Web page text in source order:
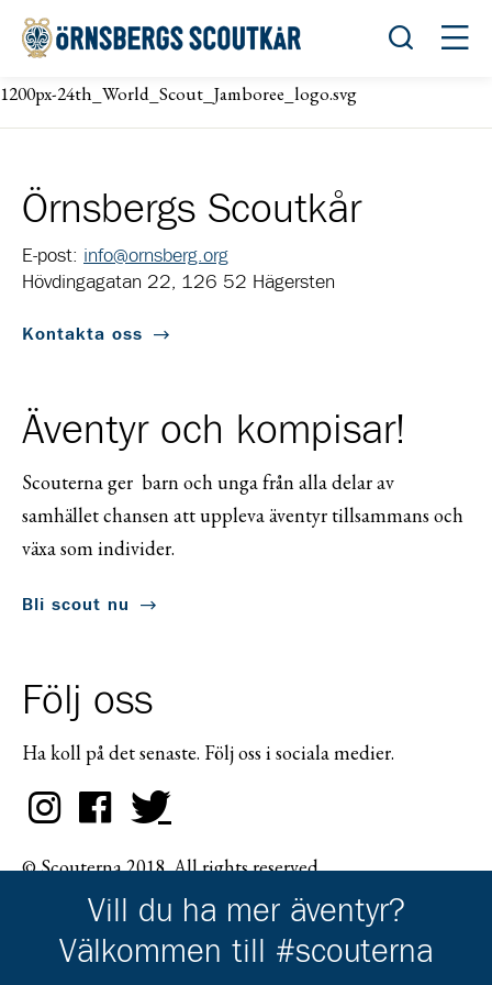
Öppna
1200px-24th_World_Scout_Jamboree_logo.svg
Örnsbergs Scoutkår
E-post: info@ornsberg.org
Hövdingagatan 22, 126 52 Hägersten
Kontakta oss
Äventyr och kompisar!
Scouterna ger barn och unga från alla delar av
samhället chansen att uppleva äventyr tillsammans och
växa som individer.
Bli scout nu
Följ oss
Ha koll på det senaste. Följ oss i sociala medier.
© Scouterna 2018. All rights reserved.
Vill du ha mer äventyr?
Välkommen till #scouterna